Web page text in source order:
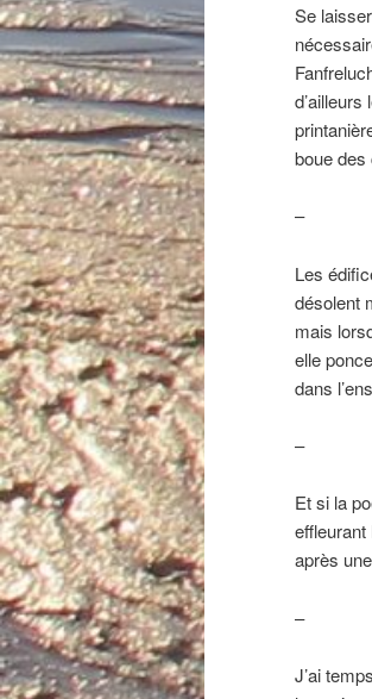
Se
boue
–
Les
désolent
mais
elle
dans
–
Et si la
effleurant
après
–
J’ai